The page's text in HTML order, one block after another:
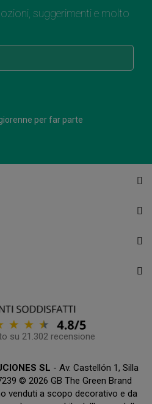
suggerimenti e molto
per far parte
su 21.302 recensione
SL - Av. Castellón 1, Silla
© 2026 GB The Green Brand
venduti a scopo decorativo e da